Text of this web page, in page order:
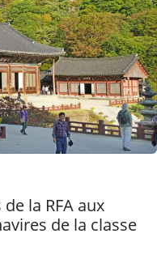
la RFA aux
de la classe